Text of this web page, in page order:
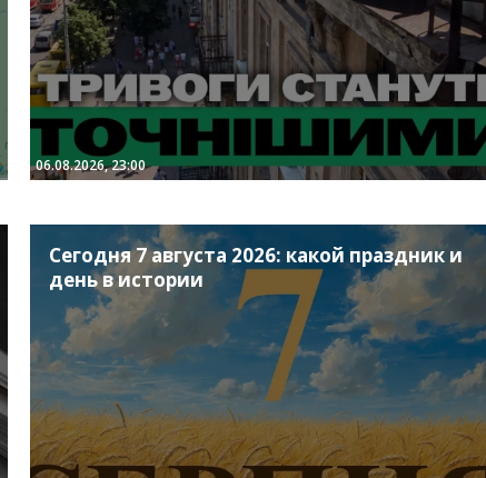
06.08.2026, 23:00
Сегодня 7 августа 2026: какой праздник и
день в истории